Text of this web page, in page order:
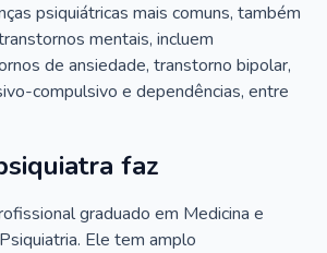
psiquiátricas mais comuns, também
mentais, incluem
de ansiedade, transtorno bipolar,
compulsivo e dependências, entre
faz
graduado em Medicina e
Ele tem amplo